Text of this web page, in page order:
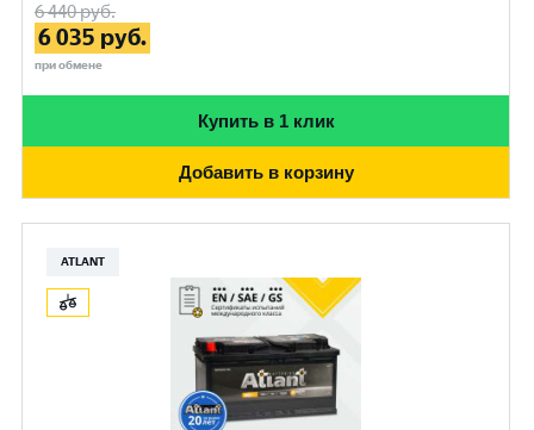
6 440руб.
6 035 руб.
при обмене
Купить в 1 клик
Добавить в корзину
ATLANT